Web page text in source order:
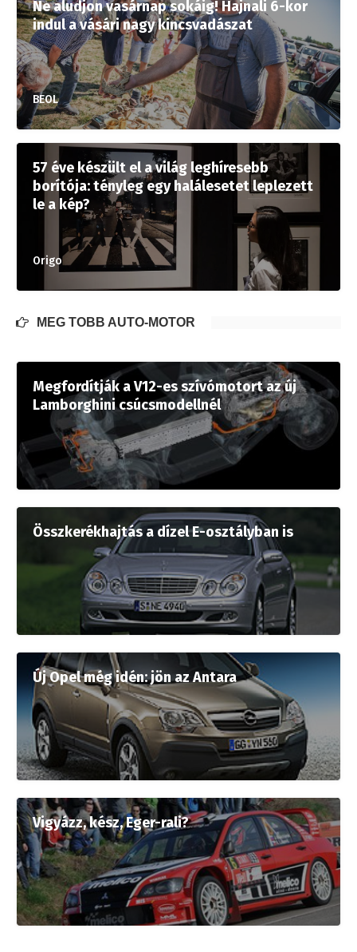
Ne aludjon vasárnap sokáig! Hajnali 6-kor
indul a vásári nagy kincsvadászat
BEOL
57 éve készült el a világ leghíresebb
borítója: tényleg egy halálesetet leplezett
le a kép?
Origo
MÉG TÖBB AUTÓ-MOTOR
Megfordítják a V12-es szívómotort az új
Lamborghini csúcsmodellnél
Összkerékhajtás a dízel E-osztályban is
Új Opel még idén: jön az Antara
Vigyázz, kész, Eger-rali?